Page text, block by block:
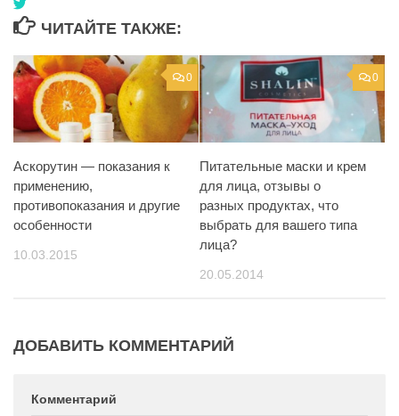
ЧИТАЙТЕ ТАКЖЕ:
0
Аскорутин — показания к
применению,
противопоказания и другие
особенности
10.03.2015
0
Питательные маски и крем
для лица, отзывы о
разных продуктах, что
выбрать для вашего типа
лица?
20.05.2014
ДОБАВИТЬ КОММЕНТАРИЙ
Комментарий